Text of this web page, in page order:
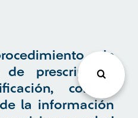
de
prescripción,
control,
la información